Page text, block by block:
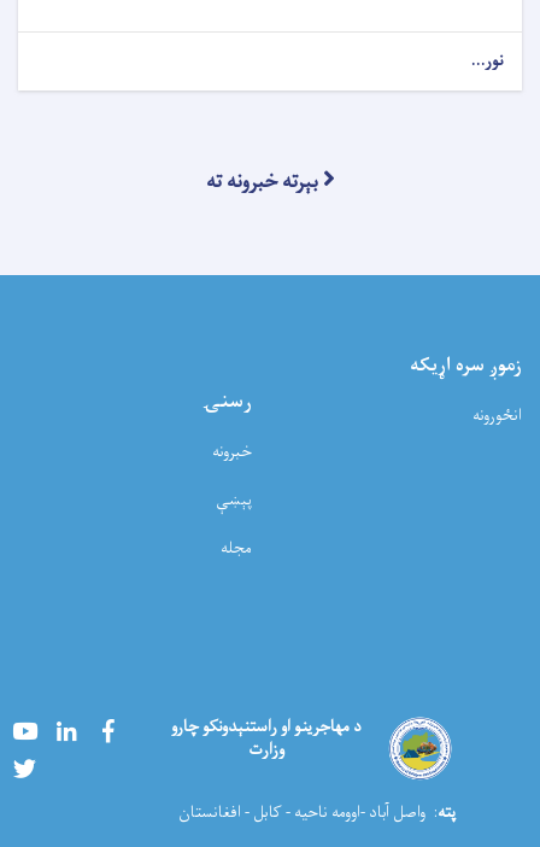
نور...
بېرته خبرونه ته
زموږ سره اړيکه
انځورونه رسنۍ
خبرونه
پېښې
مجله
د مهاجرینو او راستنېدونکو چارو
وزارت
YoutubeLinkedInFacebook
پته: واصل آباد -اوومه ناحیه - کابل - افغانستان